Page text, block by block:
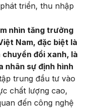
triển, thu nhập
nhìn tăng trưởng
Nam, đặc biệt là
đổi xanh, là
nhân sự định hình
trung đầu tư vào
chất lượng cao,
đến công nghệ